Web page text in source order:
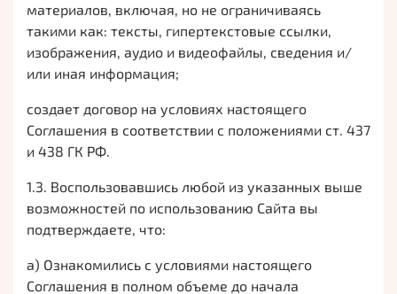
материалов, включая, но не ограничиваясь
такими как: тексты, гипертекстовые ссылки,
изображения, аудио и видеофайлы, сведения и/
или иная информация;
создает договор на условиях настоящего
Соглашения в соответствии с положениями ст. 437
и 438 ГК РФ.
1.3. Воспользовавшись любой из указанных выше
возможностей по использованию Сайта вы
подтверждаете, что:
а) Ознакомились с условиями настоящего
Соглашения в полном объеме до начала